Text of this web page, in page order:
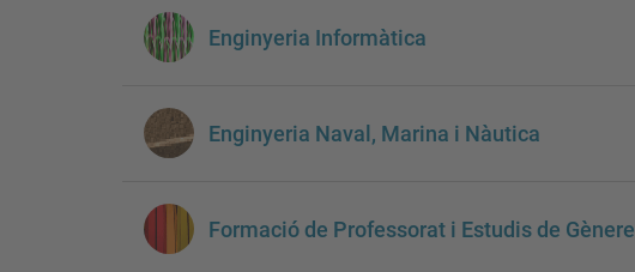
Enginyeria Informàtica
Enginyeria Naval, Marina i Nàutica
Formació de Professorat i Estudis de Gènere